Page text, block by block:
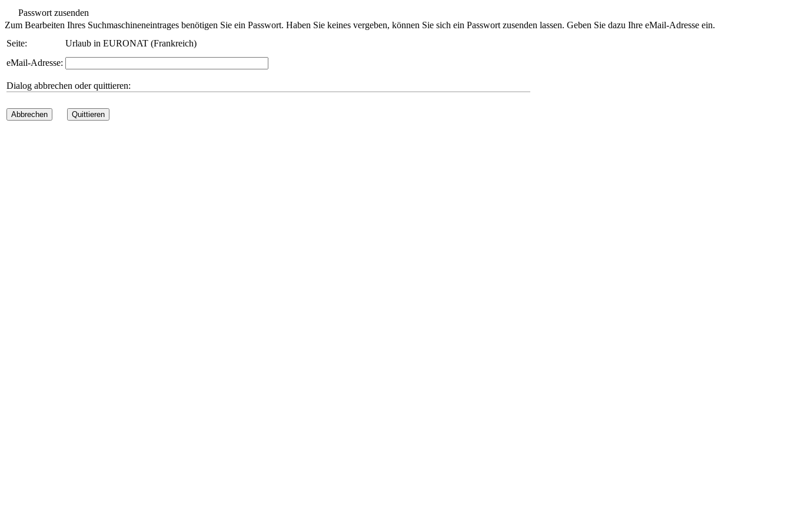
Passwort zusenden
Zum Bearbeiten Ihres Suchmaschineneintrages benötigen Sie ein Passwort. Haben Sie keines vergeben, können Sie sich ein Passwort zusenden lassen. Geben Sie dazu Ihre eMail-Adresse ein.
Seite:
Urlaub in EURONAT (Frankreich)
eMail-Adresse:
Dialog abbrechen oder quittieren:
Abbrechen Quittieren